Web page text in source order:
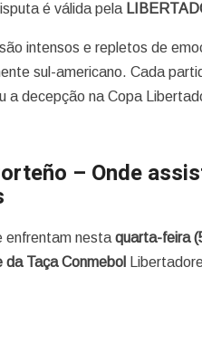
é válida pela
intensos e repletos de
sul-americano. Cada
a decepção na Copa
– Onde
enfrentam nestaquarta-feira
da Taça Conmebol